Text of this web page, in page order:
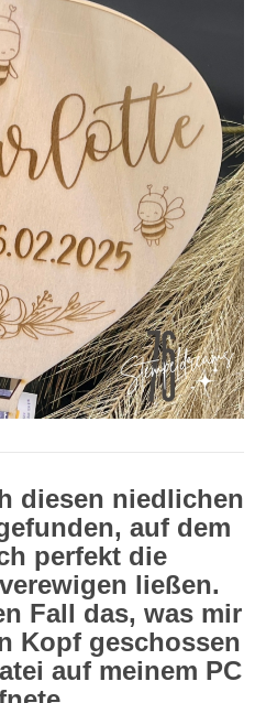
diesen niedlichen
auf dem
perfekt die
ließen.
Fall das, was mir
Kopf geschossen
auf meinem PC